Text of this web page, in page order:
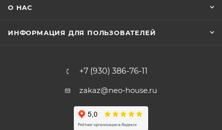
О НАС
ИНФОРМАЦИЯ ДЛЯ ПОЛЬЗОВАТЕЛЕЙ
+7 (930) 386-76-11
zakaz@neo-house.ru